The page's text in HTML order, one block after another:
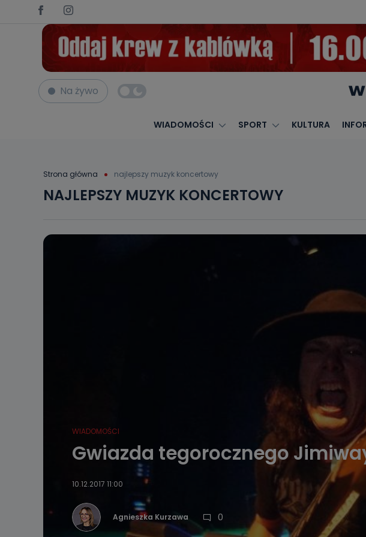
Na żywo
WIADOMOŚCI SPORT KULTURA
Strona główna najlepszy muzyk koncertowy
NAJLEPSZY MUZYK KONCERTOWY
WIADOMOŚCI
Gwiazda tegorocznego
10.12.2017 11:00
Agnieszka Kurzawa 0